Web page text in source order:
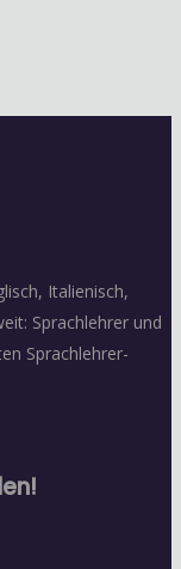
Italienisch,
Sprachlehrer und
Sprachlehrer-